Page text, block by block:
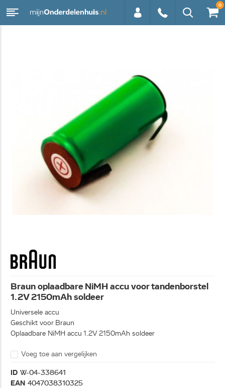
0
Braun oplaadbare NiMH accu voor tandenborstel
1.2V 2150mAh soldeer
Universele accu
Geschikt voor Braun
Oplaadbare NiMH accu 1.2V 2150mAh soldeer
Voeg toe aan vergelijken
ID W-04-338641
EAN 4047038310325